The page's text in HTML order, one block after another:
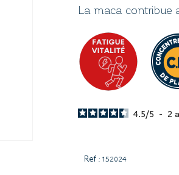
La maca contribue
4.5/5 - 2
Ref : 152024